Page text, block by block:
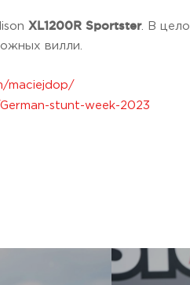
XL1200R Sportster. В
вилли.
maciejdop/
stunt-week-2023